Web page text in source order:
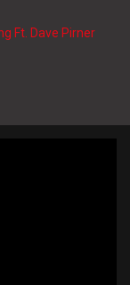
Ft. Dave Pirner